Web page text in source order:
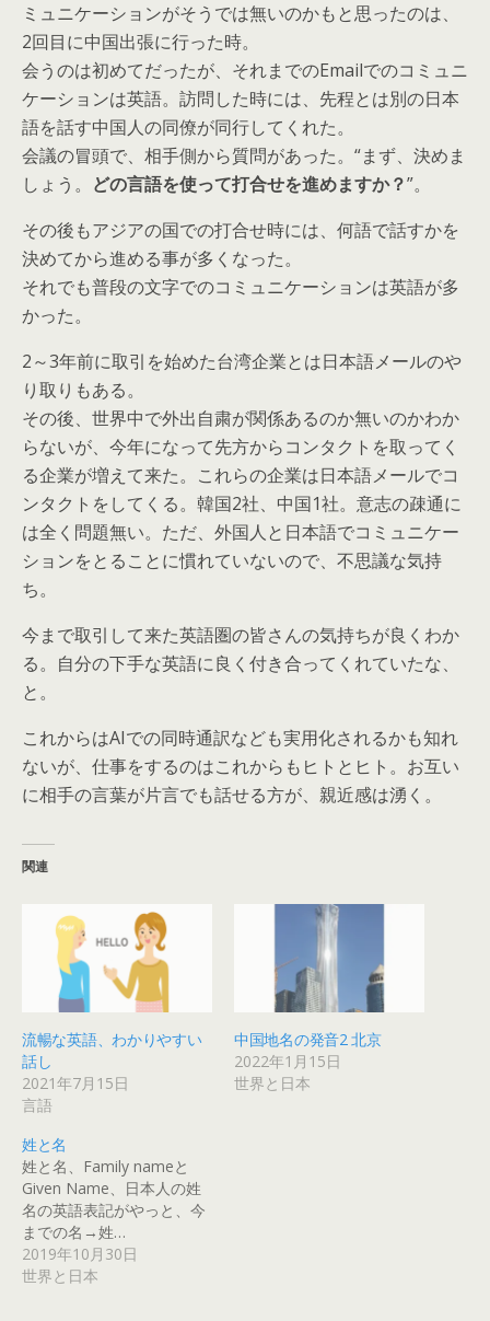
ミュニケーションがそうでは無いのかもと思ったのは、
2回目に中国出張に行った時。
会うのは初めてだったが、それまでのEmailでのコミュニ
ケーションは英語。訪問した時には、先程とは別の日本
語を話す中国人の同僚が同行してくれた。
会議の冒頭で、相手側から質問があった。“まず、決めま
しょう。 どの言語を使って打合せを進めますか？”。
その後もアジアの国での打合せ時には、何語で話すかを
決めてから進める事が多くなった。
それでも普段の文字でのコミュニケーションは英語が多
かった。
2～3年前に取引を始めた台湾企業とは日本語メールのや
り取りもある。
その後、世界中で外出自粛が関係あるのか無いのかわか
らないが、今年になって先方からコンタクトを取ってく
る企業が増えて来た。これらの企業は日本語メールでコ
ンタクトをしてくる。韓国2社、中国1社。意志の疎通に
は全く問題無い。ただ、外国人と日本語でコミュニケー
ションをとることに慣れていないので、不思議な気持
ち。
今まで取引して来た英語圏の皆さんの気持ちが良くわか
る。自分の下手な英語に良く付き合ってくれていたな、
と。
これからはAIでの同時通訳なども実用化されるかも知れ
ないが、仕事をするのはこれからもヒトとヒト。お互い
に相手の言葉が片言でも話せる方が、親近感は湧く。
関連
流暢な英語、わかりやすい
話し
2021年7月15日
言語
中国地名の発音2 北京
2022年1月15日
世界と日本
姓と名
姓と名、Family nameと
Given Name、日本人の姓
名の英語表記がやっと、今
までの名→姓…
2019年10月30日
世界と日本